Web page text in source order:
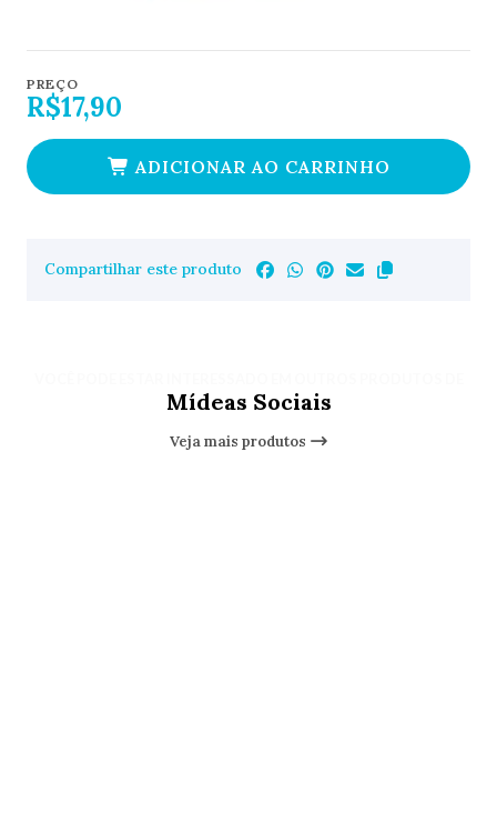
PREÇO
R$17,90
ADICIONAR AO CARRINHO
Compartilhar este produto
Mídeas Sociais
Veja mais produtos